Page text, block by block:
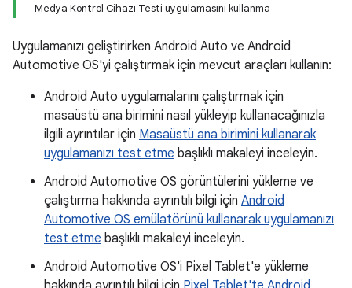
Medya Kontrol Cihazı Testi uygulamasını kullanma
Uygulamanızı geliştirirken Android Auto ve Android
Automotive OS'yi çalıştırmak için mevcut araçları kullanın:
Android Auto uygulamalarını çalıştırmak için
masaüstü ana birimini nasıl yükleyip kullanacağınızla
ilgili ayrıntılar için Masaüstü ana birimini kullanarak
uygulamanızı test etme başlıklı makaleyi inceleyin.
Android Automotive OS görüntülerini yükleme ve
çalıştırma hakkında ayrıntılı bilgi için Android
Automotive OS emülatörünü kullanarak uygulamanızı
test etme başlıklı makaleyi inceleyin.
Android Automotive OS'i Pixel Tablet'e yükleme